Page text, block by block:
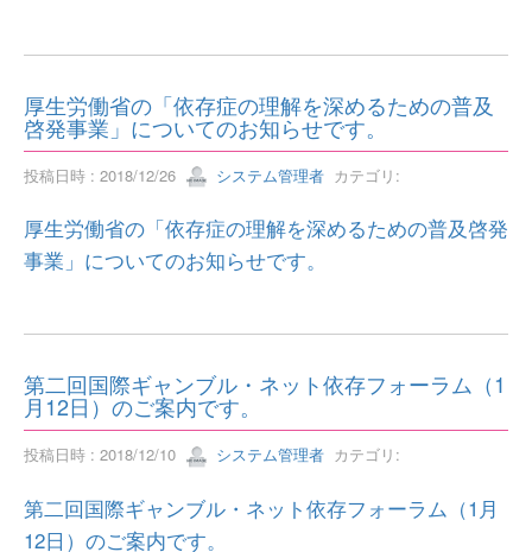
厚生労働省の「依存症の理解を深めるための普及
啓発事業」についてのお知らせです。
投稿日時 : 2018/12/26 システム管理者 カテゴリ:
厚生労働省の「依存症の理解を深めるための普及啓発
事業」についてのお知らせです。
第二回国際ギャンブル・ネット依存フォーラム（1
月12日）のご案内です。
投稿日時 : 2018/12/10 システム管理者 カテゴリ:
第二回国際ギャンブル・ネット依存フォーラム（1月
12日）のご案内です。